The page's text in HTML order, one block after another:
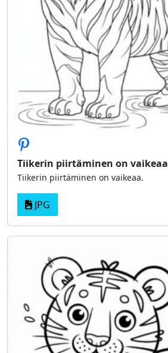
Tiikerin piirtäminen on vaikeaa
Tiikerin piirtäminen on vaikeaa.
JPG